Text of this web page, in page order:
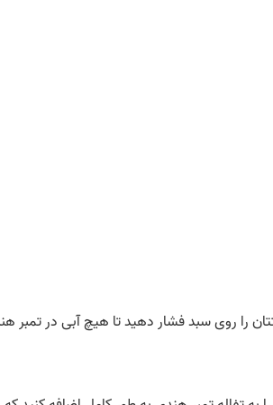
را روی سبد فشار دهید تا هیچ آبی در تمبر